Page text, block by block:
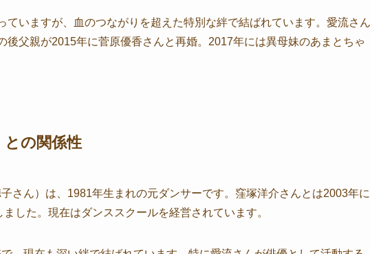
ていますが、血のつながりを超えた特別な絆で結ばれています。愛流さん
後父親が2015年に菅原優香さんと再婚。2017年には異母妹のあまとちゃ
の関係性
さん）は、1981年生まれの元ダンサーです。窪塚洋介さんとは2003年に
した。現在はダンススクールを経営されています。